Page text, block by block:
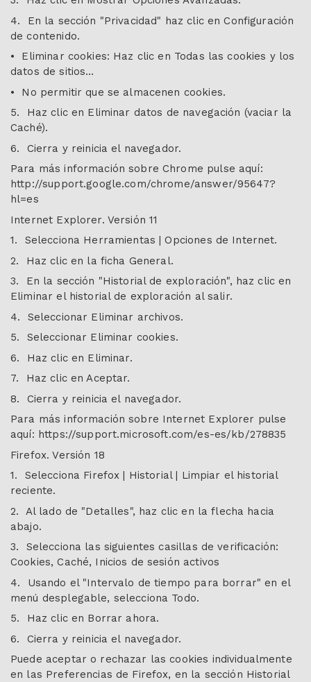
4. En la sección "Privacidad" haz clic en Configuración
de contenido.
• Eliminar cookies: Haz clic en Todas las cookies y los
datos de sitios…
• No permitir que se almacenen cookies.
5. Haz clic en Eliminar datos de navegación (vaciar la
Caché).
6. Cierra y reinicia el navegador.
Para más información sobre Chrome pulse aquí:
http://support.google.com/chrome/answer/95647?
hl=es
Internet Explorer. Versión 11
1. Selecciona Herramientas | Opciones de Internet.
2. Haz clic en la ficha General.
3. En la sección "Historial de exploración", haz clic en
Eliminar el historial de exploración al salir.
4. Seleccionar Eliminar archivos.
5. Seleccionar Eliminar cookies.
6. Haz clic en Eliminar.
7. Haz clic en Aceptar.
8. Cierra y reinicia el navegador.
Para más información sobre Internet Explorer pulse
aquí: https://support.microsoft.com/es-es/kb/278835
Firefox. Versión 18
1. Selecciona Firefox | Historial | Limpiar el historial
reciente.
2. Al lado de "Detalles", haz clic en la flecha hacia
abajo.
3. Selecciona las siguientes casillas de verificación:
Cookies, Caché, Inicios de sesión activos
4. Usando el "Intervalo de tiempo para borrar" en el
menú desplegable, selecciona Todo.
5. Haz clic en Borrar ahora.
6. Cierra y reinicia el navegador.
Puede aceptar o rechazar las cookies individualmente
en las Preferencias de Firefox, en la sección Historial